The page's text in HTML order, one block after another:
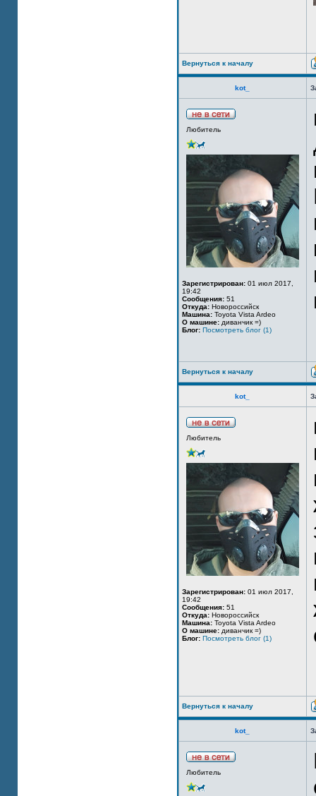
Вернуться к началу
kot_
Любитель
Зарегистрирован: 01 июл 2017,
19:42
Сообщения: 51
Откуда: Новороссийск
Машина: Toyota Vista Ardeo
О машине: диванчик =)
Блог: Посмотреть блог (1)
Вернуться к началу
kot_
Любитель
Зарегистрирован: 01 июл 2017,
19:42
Сообщения: 51
Откуда: Новороссийск
Машина: Toyota Vista Ardeo
О машине: диванчик =)
Блог: Посмотреть блог (1)
Вернуться к началу
kot_
Любитель